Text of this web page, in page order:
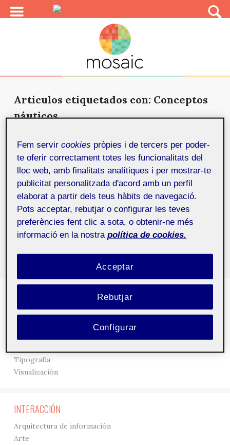
Articulos etiquetados con: Conceptos
náuticos
Creación de una web para las
titulaciones náuticas de recreo
11 de
Se trata del diseño y desarrollo de un proyecto
enmarcado dentro de la asignatura del trabajo final
del Máster...
3D
Tipografía
Visualización
INTERACCIÓN
Arquitectura de información
Arte
Fem servircookies pròpies i de tercers per poder-
te oferir correctament totes les funcionalitats del
lloc web, amb finalitats analítiques i per mostrar-te
publicitat personalitzada d'acord amb un perfil
elaborat a partir dels teus hàbits de navegació.
Pots acceptar, rebutjar o configurar les teves
preferències fent clic a sota, o obtenir-ne més
informació en la nostra política de cookies.
Rebutjar
Acceptar
Configurar